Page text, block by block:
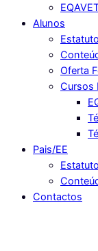
Alunos
Oferta
Cursos
Pais/EE
Contactos